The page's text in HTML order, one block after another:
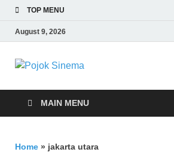
TOP MENU
August 9, 2026
Pojok
MAIN MENU
Home » jakarta utara